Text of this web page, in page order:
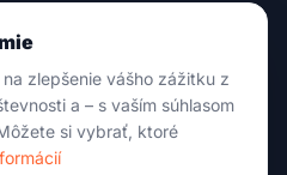
zlepšenie vášho zážitku z
a – s vaším súhlasom
si vybrať, ktoré